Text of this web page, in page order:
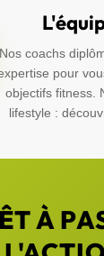
Nos coachs
pour
objectifs fitness.
lifestyle :
À